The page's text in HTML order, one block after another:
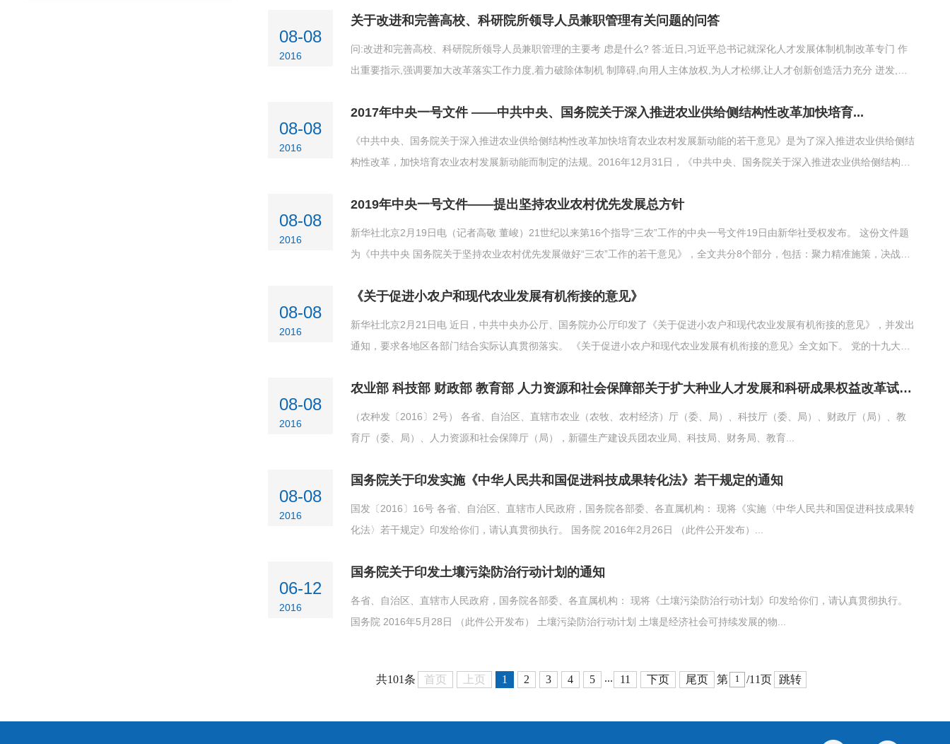
08-08
2016
关于改进和完善高校、科研院所领导人员兼职管理有关问题的问答
问:改进和完善高校、科研院所领导人员兼职管理的主要考 虑是什么? 答:近日,习近平总书记就深化人才发展体制机制改革专门 作
出重要指示,强调要加大改革落实工作力度,着力破除体制机 制障碍,向用人主体放权,为人才松绑,让人才创新创造活力充分 迸发,使
08-08
2016
2017年中央一号文件 ——中共中央、国务院关于深入推进农业供给侧结构性改革加快培育...
《中共中央、国务院关于深入推进农业供给侧结构性改革加快培育农业农村发展新动能的若干意见》是为了深入推进农业供给侧结
构性改革，加快培育农业农村发展新动能而制定的法规。2016年12月31日，《中共中央、国务院关于深入推进农业供给侧结构性
08-08
2016
2019年中央一号文件——提出坚持农业农村优先发展总方针
新华社北京2月19日电（记者高敬 董峻）21世纪以来第16个指导“三农”工作的中央一号文件19日由新华社受权发布。 这份文件题
为《中共中央 国务院关于坚持农业农村优先发展做好“三农”工作的若干意见》，全文共分8个部分，包括：聚力精准施策，决战决
村产业，拓宽农民增收渠道；全面深化农村改革，激发乡村发展活力；完善乡村治理机制，保持农村社会和谐稳定；发挥农村党支
部战斗堡垒作用，全面加强农村基层组织建设；加强党对“三农”工作的领导，落实农业农村优先发展总方针。
08-08
2016
《关于促进小农户和现代农业发展有机衔接的意见》
新华社北京2月21日电 近日，中共中央办公厅、国务院办公厅印发了《关于促进小农户和现代农业发展有机衔接的意见》，并发出
通知，要求各地区各部门结合实际认真贯彻落实。 《关于促进小农户和现代农业发展有机衔接的意见》全文如下。 党的十九大提
村振兴战略的基础，现就促进小农户和现代农业发展有机衔接提出如下意见。
08-08
2016
农业部 科技部 财政部 教育部 人力资源和社会保障部关于扩大种业人才发展和科研成果权益改革试点的指导意见
（农种发〔2016〕2号） 各省、自治区、直辖市农业（农牧、农村经济）厅（委、局）、科技厅（委、局）、财政厅（局）、教
育厅（委、局）、人力资源和社会保障厅（局），新疆生产建设兵团农业局、科技局、财务局、教育...
08-08
2016
国务院关于印发实施《中华人民共和国促进科技成果转化法》若干规定的通知
国发〔2016〕16号 各省、自治区、直辖市人民政府，国务院各部委、各直属机构： 现将《实施〈中华人民共和国促进科技成果转
化法〉若干规定》印发给你们，请认真贯彻执行。 国务院 2016年2月26日 （此件公开发布）...
06-12
2016
国务院关于印发土壤污染防治行动计划的通知
各省、自治区、直辖市人民政府，国务院各部委、各直属机构： 现将《土壤污染防治行动计划》印发给你们，请认真贯彻执行。
国务院 2016年5月28日 （此件公开发布） 土壤污染防治行动计划 土壤是经济社会可持续发展的物...
共101条 首页 上页 1 2 3 4 5 ... 11 下页 尾页 第 /11页 跳转